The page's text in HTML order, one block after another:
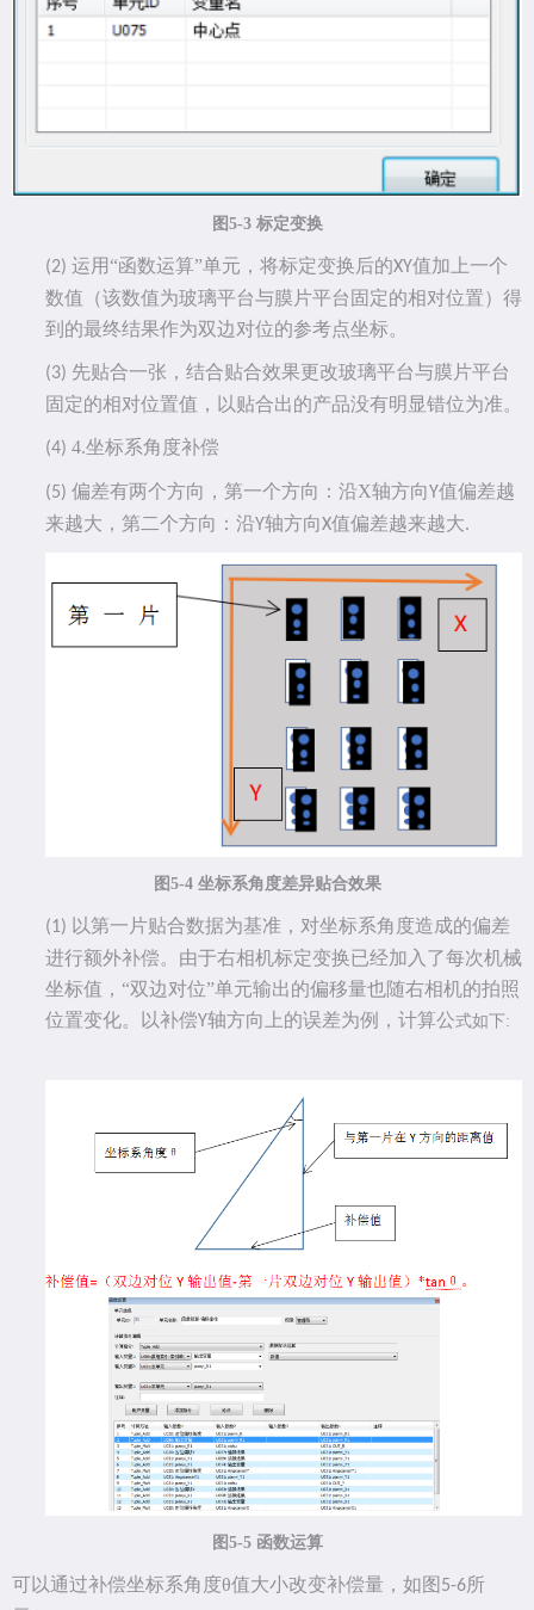
图5-3 标定变换
(2) 运用 “函数运算”单元，将标定变换后的XY值加上一个
数值（该数值为玻璃平台与膜片平台固定的相对位置）得
到的最终结果作为双边对位的参考点坐标。
(3) 先贴合一张，结合贴合效果更改玻璃平台与膜片平台
固定的相对位置值，以贴合出的产品没有明显错位为准。
(4) 4.坐标系角度补偿
(5) 偏差有两个方向，第一个方向：沿X轴方向Y值偏差越
来越大，第二个方向：沿Y轴方向X值偏差越来越大.
图5-4 坐标系角度差异贴合效果
(1) 以第一片贴合数据为基准，对坐标系角度造成的偏差
进行额外补偿。由于右相机标定变换已经加入了每次机械
坐标值， “双边对位”单元输出的偏移量也随右相机的拍照
位置变化。以补偿Y轴方向上的误差为例，计算公式如下:
图5-5 函数运算
可以通过补偿坐标系角度θ值大小改变补偿量，如图 5-6所